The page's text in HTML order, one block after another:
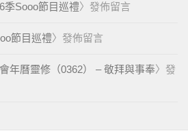
季Sooo節目巡禮〉發佈留言
節目巡禮〉發佈留言
年曆靈修（0362） – 敬拜與事奉〉發